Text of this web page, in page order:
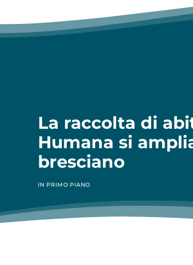
La raccolta di
Humana si
bresciano
IN PRIMO PIANO